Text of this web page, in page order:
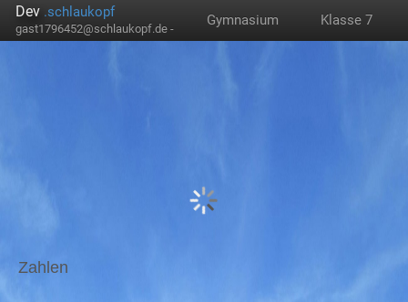
Dev .schlaukopf
gast1796452@schlaukopf.de -
Gymnasium Klasse 7
Zahlen